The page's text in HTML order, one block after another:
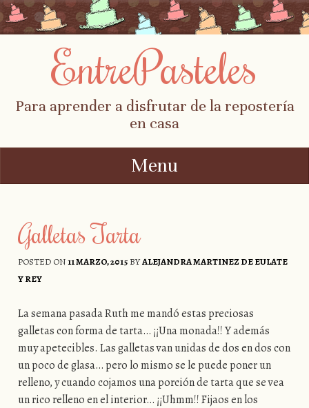
EntrePasteles
Para aprender a disfrutar de la repostería
en casa
Menu
Galletas Tarta
POSTED ON11 MARZO, 2015BYALEJANDRA MARTINEZ DE EULATE
Y REY
La semana pasada Ruth me mandó estas preciosas
galletas con forma de tarta… ¡¡Una monada!! Y además
muy apetecibles. Las galletas van unidas de dos en dos con
un poco de glasa… pero lo mismo se le puede poner un
relleno, y cuando cojamos una porción de tarta que se vea
un rico relleno en el interior… ¡¡Uhmm!! Fijaos en los